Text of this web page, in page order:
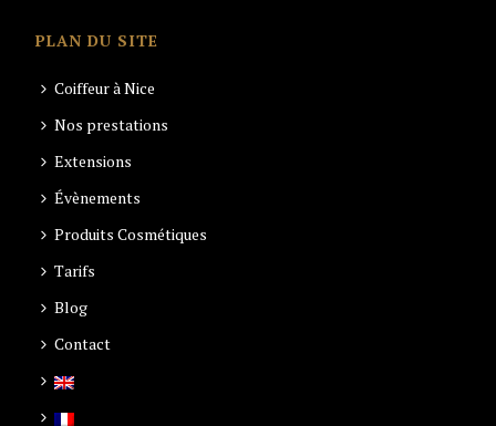
PLAN DU SITE
Coiffeur à Nice
Nos prestations
Extensions
Évènements
Produits Cosmétiques
Tarifs
Blog
Contact